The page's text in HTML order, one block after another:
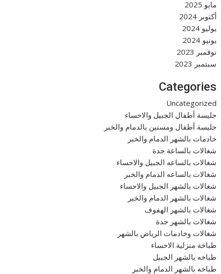
مايو 2025
أكتوبر 2024
يوليو 2024
يونيو 2024
نوفمبر 2023
سبتمبر 2023
Categories
Uncategorized
جليسة أطفال الجبيل والاحساء
جليسة أطفال ومسنين بالدمام والخبر
خادمات بالشهر الدمام والخبر
شغالات بالساعة جدة
شغالات بالساعه الجبيل والاحساء
شغالات بالساعه الدمام والخبر
شغالات بالشهر الجبيل والاحساء
شغالات بالشهر الدمام والخبر
شغالات بالشهر الهفوف
شغالات بالشهر جدة
شغالات وخادمات الرياض بالشهر
طباخة منزلية الاحساء
طباخه بالشهر الجبيل
طباخه بالشهر الدمام والخبر